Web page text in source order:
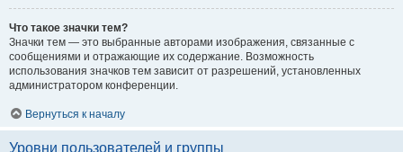
Что такое значки тем?
Значки тем — это выбранные авторами изображения, связанные с
сообщениями и отражающие их содержание. Возможность
использования значков тем зависит от разрешений, установленных
администратором конференции.
Вернуться к началу
Уровни пользователей и группы